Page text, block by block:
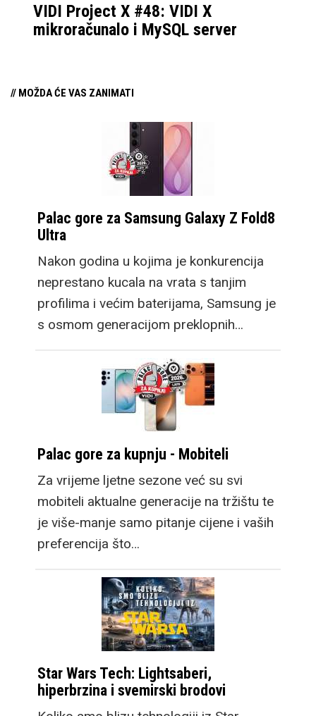
VIDI Project X #48: VIDI X
mikroračunalo i MySQL server
// MOŽDA ĆE VAS ZANIMATI
Palac gore za Samsung Galaxy Z Fold8
Ultra
Nakon godina u kojima je konkurencija
neprestano kucala na vrata s tanjim
profilima i većim baterijama, Samsung je
s osmom generacijom preklopnih…
Palac gore za kupnju - Mobiteli
Za vrijeme ljetne sezone već su svi
mobiteli aktualne generacije na tržištu te
je više-manje samo pitanje cijene i vaših
preferencija što…
Star Wars Tech: Lightsaberi,
hiperbrzina i svemirski brodovi